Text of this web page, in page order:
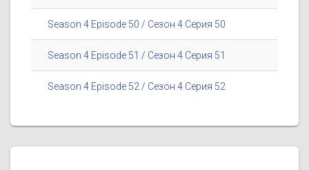
Season 4 Episode 50 / Сезон 4 Серия 50
Season 4 Episode 51 / Сезон 4 Серия 51
Season 4 Episode 52 / Сезон 4 Серия 52